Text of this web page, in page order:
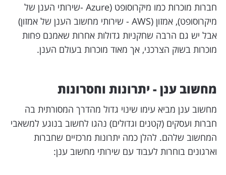
חברות מוכרות כמו מיקרוסופט (Azure -שירותי הענן של
מיקרוסופט), אמזון (AWS - שירותי מחשוב הענן של אמזון)
אבל יש גם הרבה שחקניות גדולות אחרות שאמנם פחות
מוכרות בשוק הצרכני, אך מאוד מוכרות בעולם הענן.
מחשוב ענן - יתרונות וחסרונות
מחשוב ענן מביא עימו שינוי גדול מהדרך המסורתית בה
חברות ועסקים (קטנים וגדולים) נהגו לחשוב בנוגע למשאבי
המחשוב שלהם. להלן כמה יתרונות מרכזיים שחברות
וארגונים בוחרות לעבוד עם שירותי מחשוב ענן: